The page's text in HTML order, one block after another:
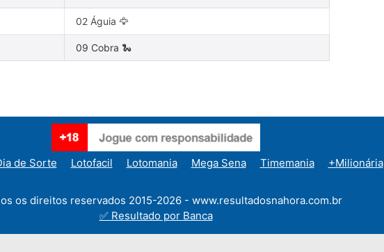
02 Águia 🦅
09 Cobra 🐍
de Sorte Lotofacil Lotomania Mega Sena Timemania +Milionária
os direitos reservados 2015-2026 - www.resultadosnahora.com.br
✅ Resultado por Banca